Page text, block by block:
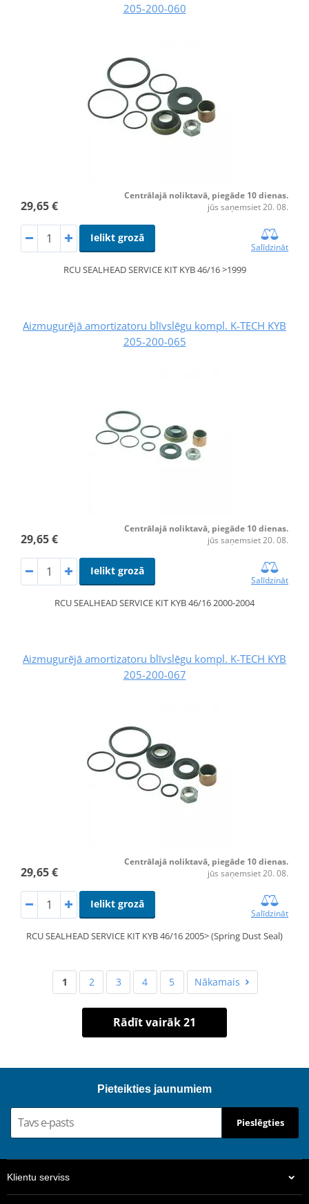
205-200-060
29,65 €
Centrālajā noliktavā, piegāde 10 dienas.
jūs saņemsiet 20. 08.
Ielikt grozā
Salīdzināt
RCU SEALHEAD SERVICE KIT KYB 46/16 >1999
Aizmugurējā amortizatoru blīvslēgu kompl. K-TECH KYB
205-200-065
29,65 €
Centrālajā noliktavā, piegāde 10 dienas.
jūs saņemsiet 20. 08.
Ielikt grozā
Salīdzināt
RCU SEALHEAD SERVICE KIT KYB 46/16 2000-2004
Aizmugurējā amortizatoru blīvslēgu kompl. K-TECH KYB
205-200-067
29,65 €
Centrālajā noliktavā, piegāde 10 dienas.
jūs saņemsiet 20. 08.
Ielikt grozā
Salīdzināt
RCU SEALHEAD SERVICE KIT KYB 46/16 2005> (Spring Dust Seal)
1 2 3 4 5 Nākamais
Rādīt vairāk 21
Pieteikties jaunumiem
Pieslēgties
Klientu serviss